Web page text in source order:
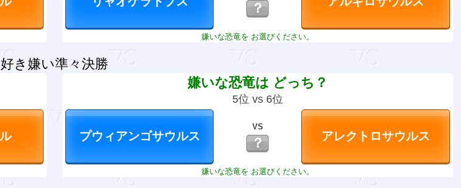
？
嫌いな恐竜を お選びください。
好き嫌い準々決勝
嫌いな恐竜は どっち？
5位 vs 6位
VS
？
嫌いな恐竜を お選びください。